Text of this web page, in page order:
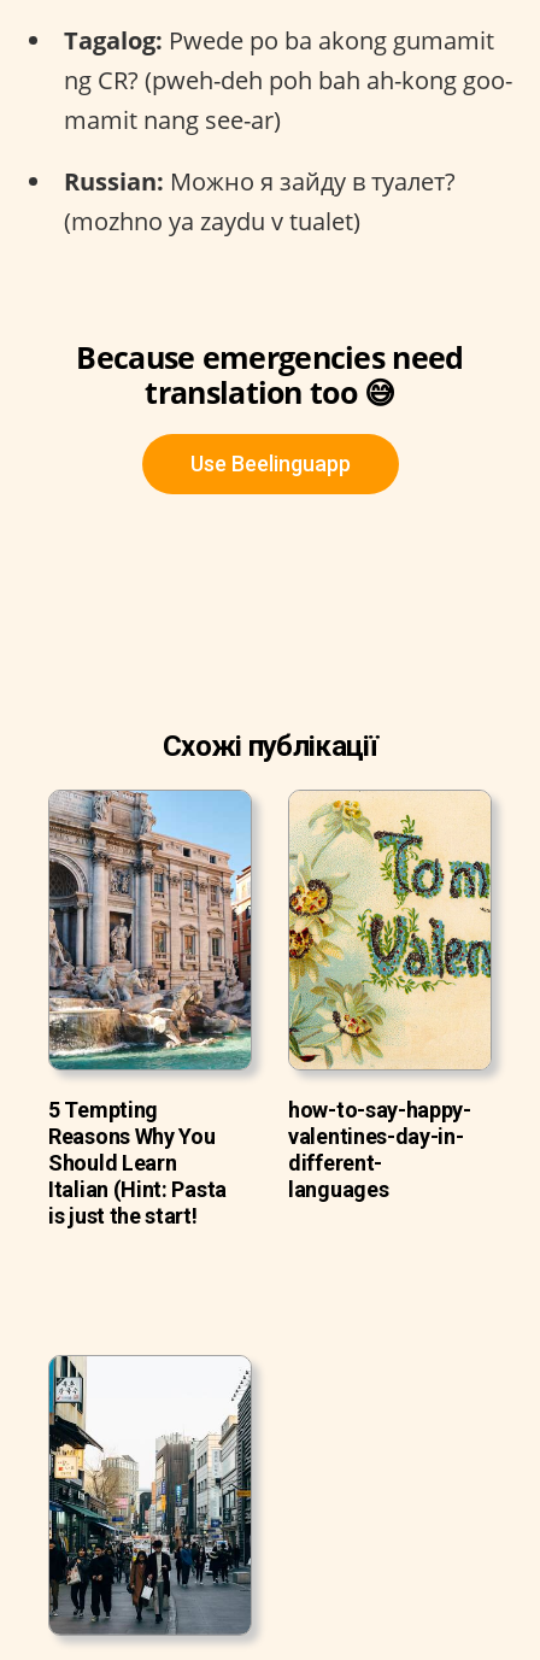
Tagalog: Pwede po ba akong gumamit
ng CR? (pweh-deh poh bah ah-kong goo-
mamit nang see-ar)
Russian: Можно я зайду в туалет?
(mozhno ya zaydu v tualet)
Because emergencies need
translation too 😅
Use Beelinguapp
Схожі публікації
5 Tempting
Reasons Why You
Should Learn
Italian (Hint: Pasta
is just the start!
how-to-say-happy-
valentines-day-in-
different-
languages